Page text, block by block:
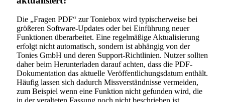
Die „Fragen PDF“ zur Toniebox wird typischerweise bei
größeren Software-Updates oder bei Einführung neuer
Funktionen überarbeitet. Eine regelmäßige Aktualisierung
erfolgt nicht automatisch, sondern ist abhängig von der
Tonies GmbH und deren Support-Richtlinien. Nutzer sollten
daher beim Herunterladen darauf achten, dass die PDF-
Dokumentation das aktuelle Veröffentlichungsdatum enthält.
Häufig lassen sich dadurch Missverständnisse vermeiden,
zum Beispiel wenn eine Funktion nicht gefunden wird, die